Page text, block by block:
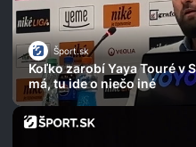
Šport.sk
Koľko zarobí Yaya Touré v
má, tu ide o niečo iné